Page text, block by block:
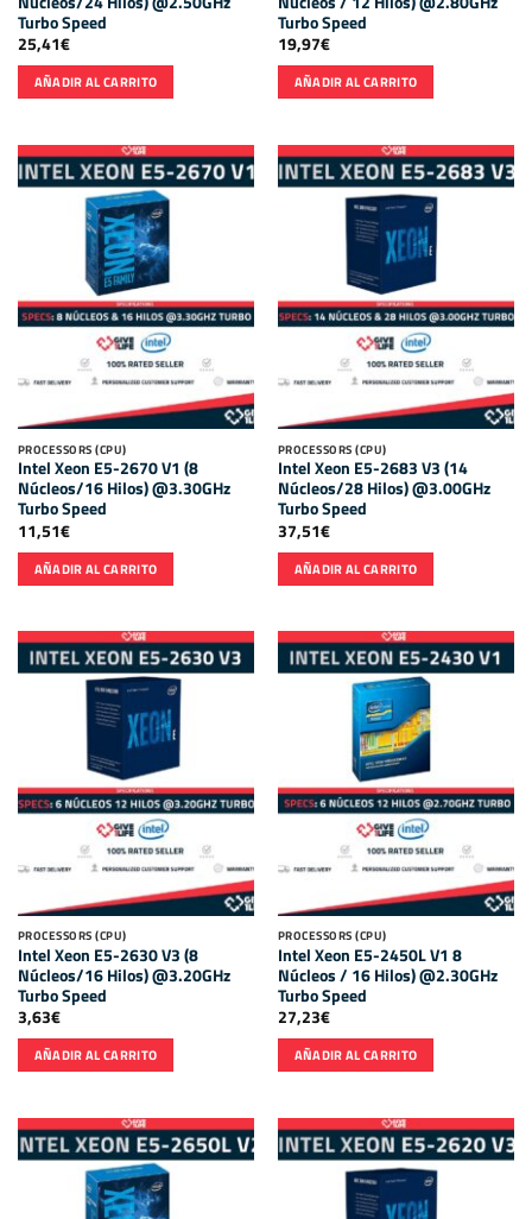
Turbo Speed
25,41€
AÑADIR AL CARRITO
Turbo Speed
19,97€
AÑADIR AL CARRITO
PROCESSORS (CPU)
Intel Xeon E5-2670 V1 (8
Núcleos/16 Hilos) @3.30GHz
Turbo Speed
11,51€
AÑADIR AL CARRITO
PROCESSORS (CPU)
Intel Xeon E5-2683 V3 (14
Núcleos/28 Hilos) @3.00GHz
Turbo Speed
37,51€
AÑADIR AL CARRITO
PROCESSORS (CPU)
Intel Xeon E5-2630 V3 (8
Núcleos/16 Hilos) @3.20GHz
Turbo Speed
3,63€
AÑADIR AL CARRITO
PROCESSORS (CPU)
Intel Xeon E5-2450L V1 8
Núcleos / 16 Hilos) @2.30GHz
Turbo Speed
27,23€
AÑADIR AL CARRITO